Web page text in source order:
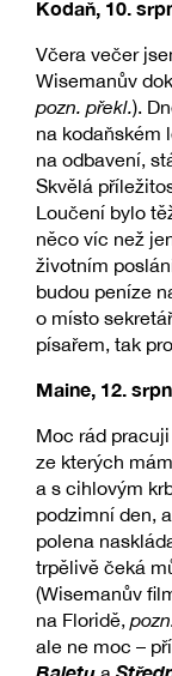
Kodaň, 10.
Včera večer
Wisemanův
pozn. překl.).
na kodaňském
na odbavení,
Skvělá
Loučení bylo
něco víc než
životním
budou peníze
o místo
písařem, tak
Maine, 12.
Moc rád
ze kterých
a s cihlovým
podzimní den,
polena
trpělivě čeká
(Wisemanův
na Floridě,
ale ne moc –